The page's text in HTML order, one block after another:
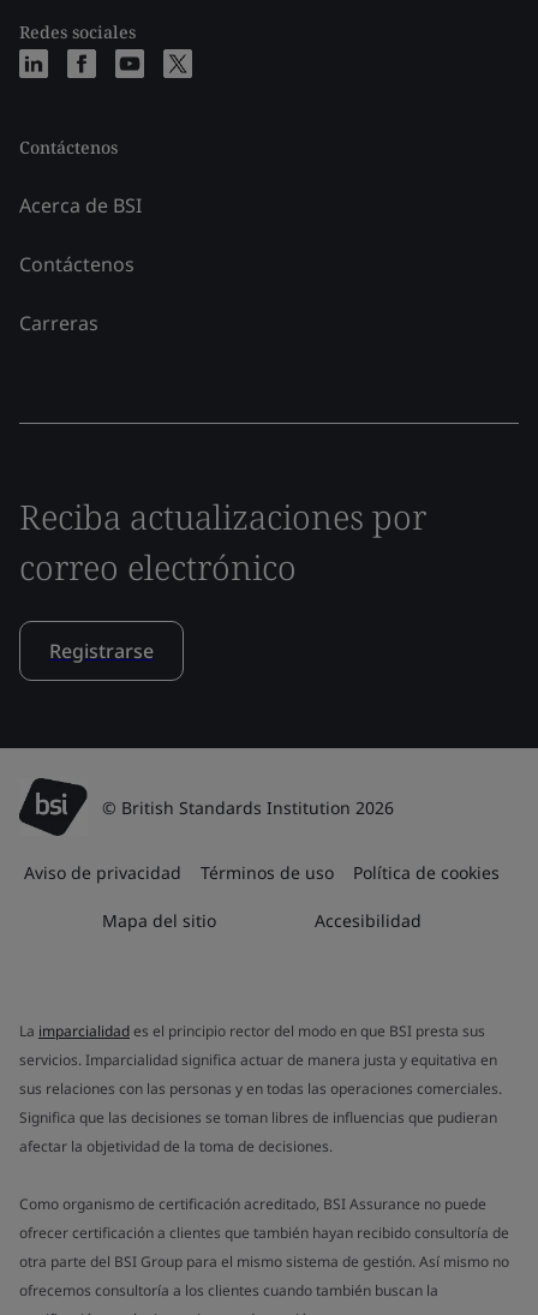
Redes sociales
Contáctenos
Acerca de BSI
Contáctenos
Carreras
Reciba actualizaciones por
correo electrónico
Registrarse
© British Standards Institution 2026
Aviso de privacidad Términos de uso Política de cookies
Mapa del sitio Accesibilidad
La imparcialidades el principio rector del modo en que BSI presta sus
servicios. Imparcialidad significa actuar de manera justa y equitativa en
sus relaciones con las personas y en todas las operaciones comerciales.
Significa que las decisiones se toman libres de influencias que pudieran
afectar la objetividad de la toma de decisiones.
Como organismo de certificación acreditado, BSI Assurance no puede
ofrecer certificación a clientes que también hayan recibido consultoría de
otra parte del BSI Group para el mismo sistema de gestión. Así mismo no
ofrecemos consultoría a los clientes cuando también buscan la